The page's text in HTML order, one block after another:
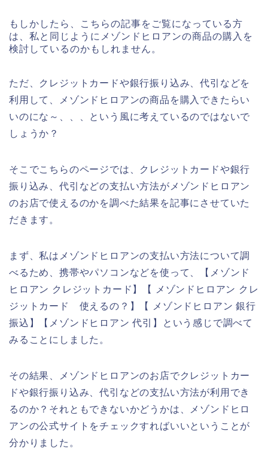
もしかしたら、こちらの記事をご覧になっている方
は、私と同じようにメゾンドヒロアンの商品の購入を
検討しているのかもしれません。
ただ、クレジットカードや銀行振り込み、代引などを
利用して、メゾンドヒロアンの商品を購入できたらい
いのにな～、、、という風に考えているのではないで
しょうか？
そこでこちらのページでは、クレジットカードや銀行
振り込み、代引などの支払い方法がメゾンドヒロアン
のお店で使えるのかを調べた結果を記事にさせていた
だきます。
まず、私はメゾンドヒロアンの支払い方法について調
べるため、携帯やパソコンなどを使って、【メゾンド
ヒロアン クレジットカード】【 メゾンドヒロアン クレ
ジットカード 使えるの？】【 メゾンドヒロアン 銀行
振込】【メゾンドヒロアン 代引】という感じで調べて
みることにしました。
その結果、メゾンドヒロアンのお店でクレジットカー
ドや銀行振り込み、代引などの支払い方法が利用でき
るのか？それともできないかどうかは、メゾンドヒロ
アンの公式サイトをチェックすればいいということが
分かりました。